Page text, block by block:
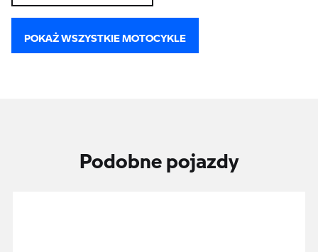
POKAŻ WSZYSTKIE MOTOCYKLE
Podobne pojazdy